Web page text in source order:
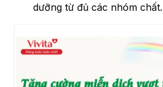
dưỡng từ đủ các nhóm chất.